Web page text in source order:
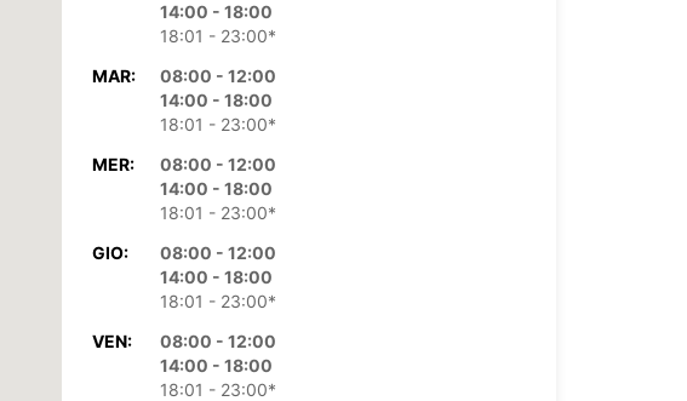
14:00 - 18:00
18:01 - 23:00*
MAR:
08:00 - 12:00
14:00 - 18:00
18:01 - 23:00*
MER:
08:00 - 12:00
14:00 - 18:00
18:01 - 23:00*
GIO:
08:00 - 12:00
14:00 - 18:00
18:01 - 23:00*
VEN:
08:00 - 12:00
14:00 - 18:00
18:01 - 23:00*